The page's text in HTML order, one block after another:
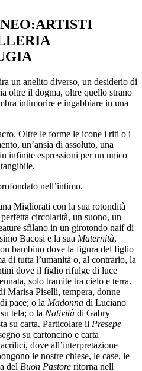
un anelito diverso, un desiderio di
oltre il dogma, oltre quello strano
intimorire e ingabbiare in una
Oltre le forme le icone i riti o i
un’ansia di assoluto, una
infinite espressioni per un unico
nell’intimo.
Migliorati con la sua rotondità
circolarità, un suono, un
sfilano in un girotondo naif di
Bacosi e la sua Maternità,
bambino dove la figura del figlio
di tutta l’umanità o, al contrario, la
dove il figlio rifulge di luce
solo tramite tra cielo e terra.
Marisa Piselli, tempera, donne
pace; o la Madonna di Luciano
tela; o la Natività di Gabry
su carta. Particolare il Presepe
su cartoncino e carta
dove all’interpretazione
le nostre chiese, le case, le
del Buon Pastore ritorna nell